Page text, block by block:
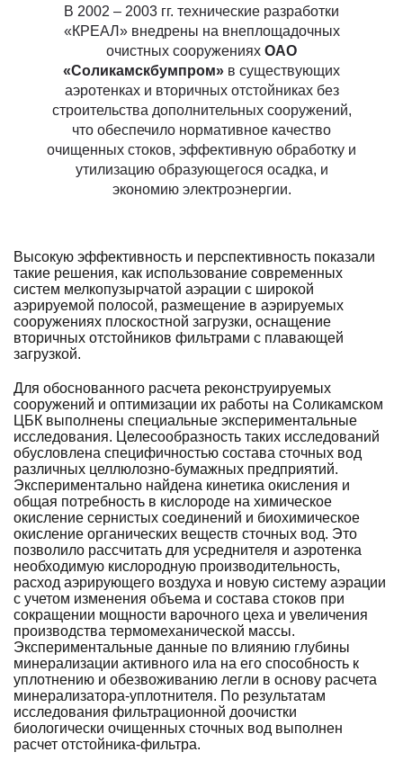
В 2002 – 2003 гг. технические разработки
«КРЕАЛ» внедрены на внеплощадочных
очистных сооружениях ОАО
«Соликамскбумпром» в существующих
аэротенках и вторичных отстойниках без
строительства дополнительных сооружений,
что обеспечило нормативное качество
очищенных стоков, эффективную обработку и
утилизацию образующегося осадка, и
экономию электроэнергии.
Высокую эффективность и перспективность показали
такие решения, как использование современных
систем мелкопузырчатой аэрации с широкой
аэрируемой полосой, размещение в аэрируемых
сооружениях плоскостной загрузки, оснащение
вторичных отстойников фильтрами с плавающей
загрузкой.
Для обоснованного расчета реконструируемых
сооружений и оптимизации их работы на Соликамском
ЦБК выполнены специальные экспериментальные
исследования. Целесообразность таких исследований
обусловлена специфичностью состава сточных вод
различных целлюлозно-бумажных предприятий.
Экспериментально найдена кинетика окисления и
общая потребность в кислороде на химическое
окисление сернистых соединений и биохимическое
окисление органических веществ сточных вод. Это
позволило рассчитать для усреднителя и аэротенка
необходимую кислородную производительность,
расход аэрирующего воздуха и новую систему аэрации
с учетом изменения объема и состава стоков при
сокращении мощности варочного цеха и увеличения
производства термомеханической массы.
Экспериментальные данные по влиянию глубины
минерализации активного ила на его способность к
уплотнению и обезвоживанию легли в основу расчета
минерализатора-уплотнителя. По результатам
исследования фильтрационной доочистки
биологически очищенных сточных вод выполнен
расчет отстойника-фильтра.